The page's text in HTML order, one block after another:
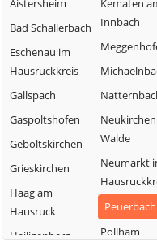
Aistersheim
Bad Schallerbach
Eschenau im
Hausruckkreis
Gallspach
Gaspoltshofen
Geboltskirchen
Grieskirchen
Haag am
Hausruck
Heiligenberg
Kematen
Innbach
Walde
Neumarkt
Peuerbach
Pollham